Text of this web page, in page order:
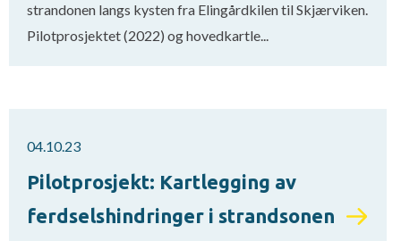
strandonen langs kysten fra Elingårdkilen til Skjærviken.
Pilotprosjektet (2022) og hovedkartle...
04.10.23
Pilotprosjekt: Kartlegging av
ferdselshindringer i strandsonen